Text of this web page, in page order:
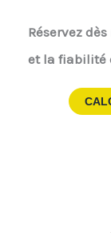
Réservez
et la fiabilité